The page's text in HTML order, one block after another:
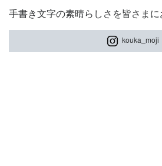
手書き文字の素晴らしさを皆さまに
kouka_moji